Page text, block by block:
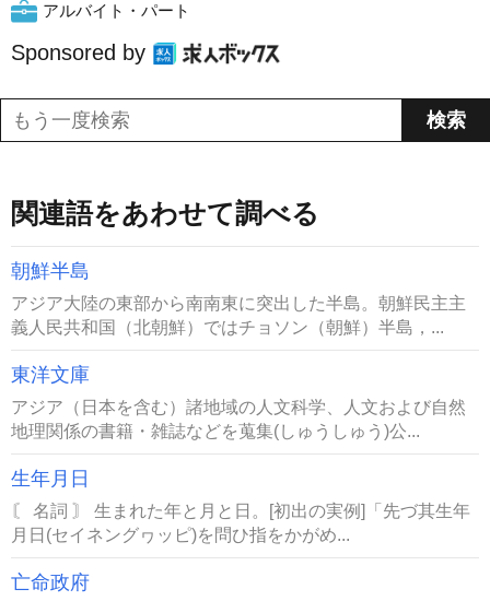
アルバイト・パート
Sponsored by
関連語をあわせて調べる
朝鮮半島
アジア大陸の東部から南南東に突出した半島。朝鮮民主主
義人民共和国（北朝鮮）ではチョソン（朝鮮）半島，...
東洋文庫
アジア（日本を含む）諸地域の人文科学、人文および自然
地理関係の書籍・雑誌などを蒐集(しゅうしゅう)公...
生年月日
〘 名詞 〙 生まれた年と月と日。[初出の実例]「先づ其生年
月日(セイネングヮッピ)を問ひ指をかがめ...
亡命政府